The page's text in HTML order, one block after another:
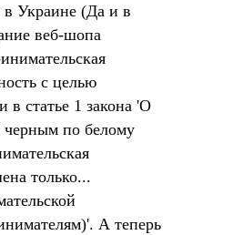
в Украине (Да и в
веб-шопа
с целью
статье 1 закона 'О
черным по белому
только...
А теперь